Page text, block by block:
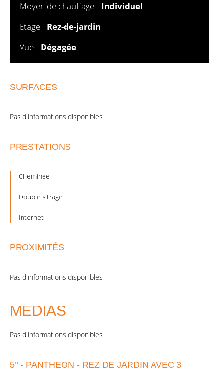
Moyen de chauffage
Individuel
Étage
Rez-de-jardin
Vue
Dégagée
SURFACES
Pas d'informations disponibles
PRESTATIONS
Cheminée
Double vitrage
Internet
PROXIMITÉS
Pas d'informations disponibles
MEDIAS
Pas d'informations disponibles
5° - PANTHEON - REZ DE JARDIN AVEC 3